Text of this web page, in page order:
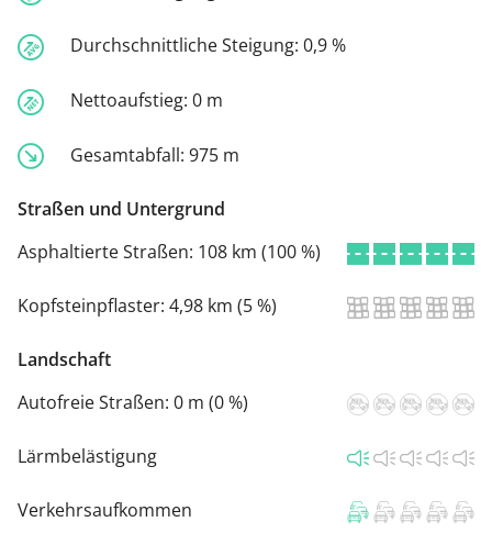
Durchschnittliche Steigung: 0,9 %
Nettoaufstieg: 0 m
Gesamtabfall: 975 m
Straßen und Untergrund
Asphaltierte Straßen: 108 km (100 %)
Kopfsteinpflaster: 4,98 km (5 %)
Landschaft
Autofreie Straßen: 0 m (0 %)
Lärmbelästigung
Verkehrsaufkommen